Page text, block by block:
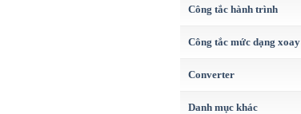
Công tắc hành trình
Công tắc mức dạng xoay
Converter
Danh mục khác